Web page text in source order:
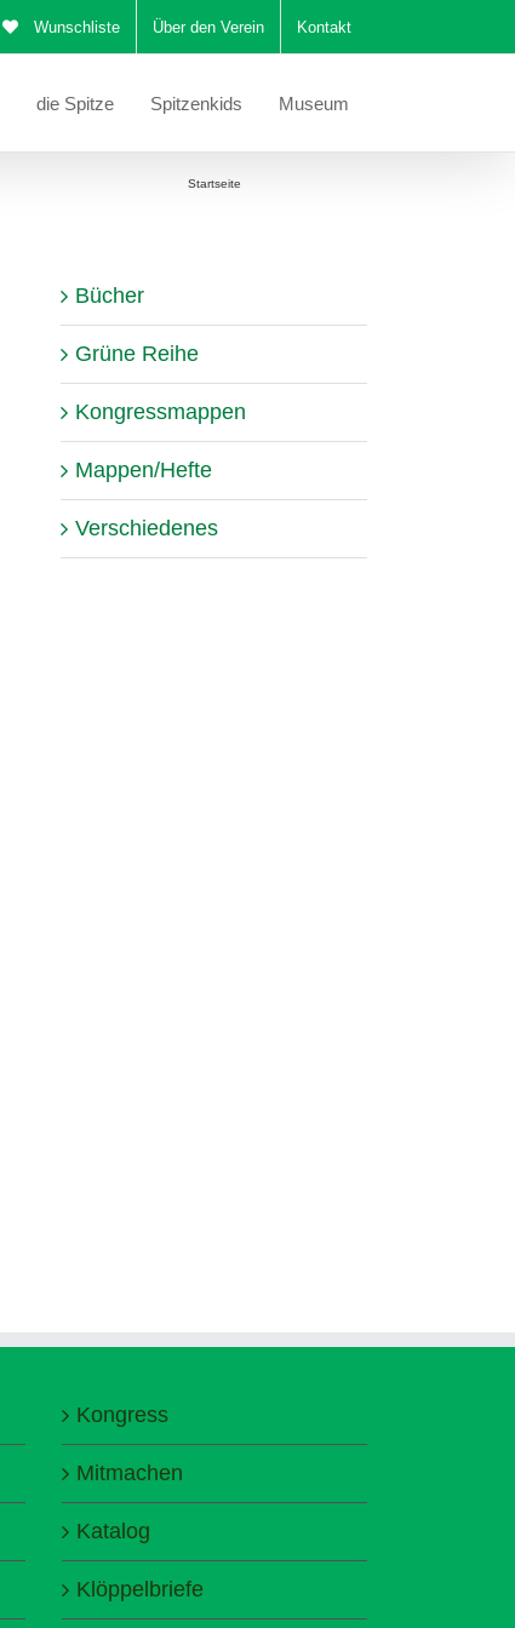
Wunschliste Über den Verein Kontakt
die Spitze Spitzenkids Museum
Startseite
Bücher
Grüne Reihe
Kongressmappen
Mappen/Hefte
Verschiedenes
Kongress
Mitmachen
Katalog
Klöppelbriefe